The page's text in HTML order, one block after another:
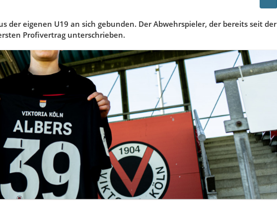
der eigenen U19 an sich gebunden. Der Abwehrspieler, der bereits seit der
Profivertrag unterschrieben.